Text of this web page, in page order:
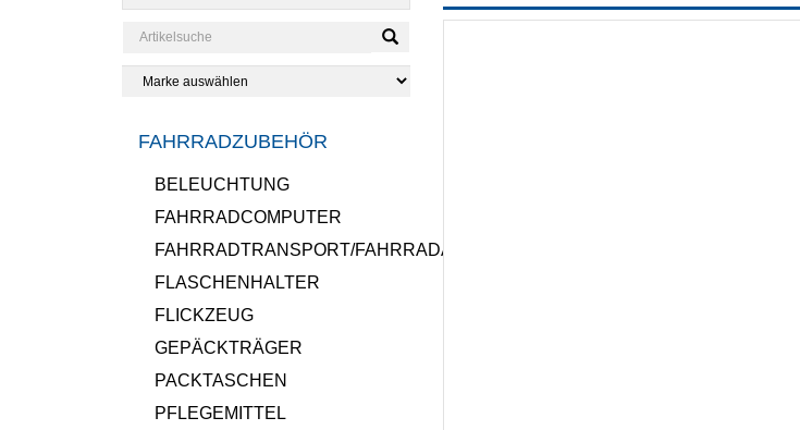
FAHRRADZUBEHÖR
BELEUCHTUNG
FAHRRADCOMPUTER
FAHRRADTRANSPORT/FAHRRADANHÄNGER
FLASCHENHALTER
FLICKZEUG
GEPÄCKTRÄGER
PACKTASCHEN
PFLEGEMITTEL